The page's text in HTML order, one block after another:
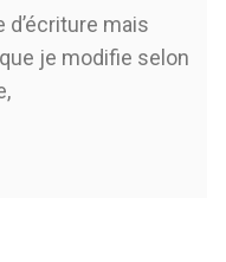
d’écriture mais
je modifie selon